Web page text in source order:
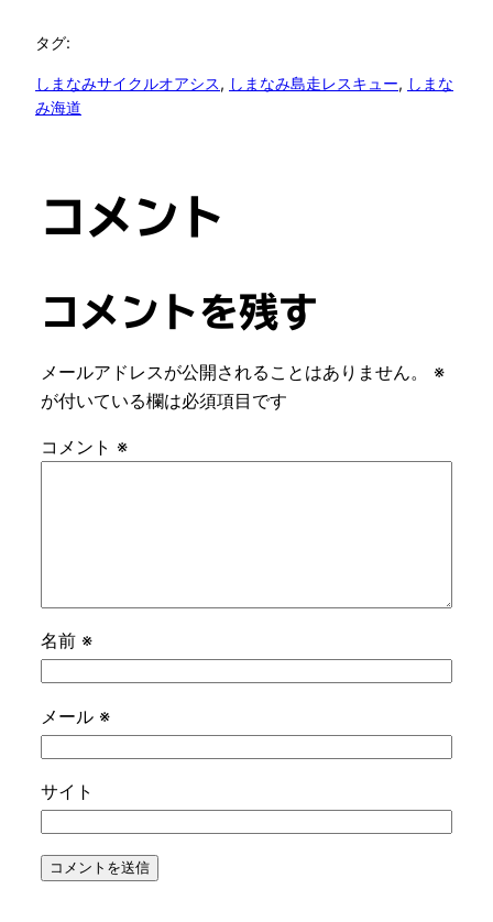
タグ:
しまなみサイクルオアシス, しまなみ島走レスキュー, しまな
み海道
コメント
コメントを残す
メールアドレスが公開されることはありません。
※
が付いている欄は必須項目です
コメント ※
名前 ※
メール ※
サイト